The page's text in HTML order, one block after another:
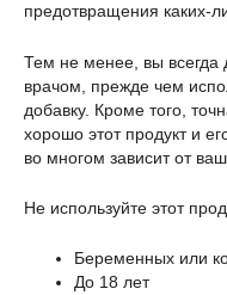
предотвращения каких-
Тем не менее, вы всегда
врачом, прежде чем
добавку. Кроме того,
хорошо этот продукт и
во многом зависит от
Не используйте этот
Беременных или
До 18 лет